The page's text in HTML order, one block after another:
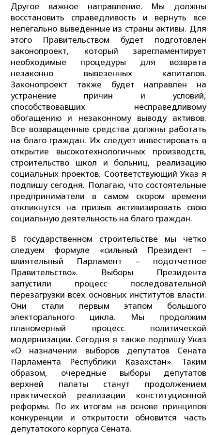
Другое важное направление. Мы должны
восстановить справедливость и вернуть все
нелегально выведенные из страны активы. Для
этого Правительством будет подготовлен
законопроект, который зарегламентирует
необходимые процедуры для возврата
незаконно вывезенных капиталов.
Законопроект также будет направлен на
устранение причин и условий,
способствовавших несправедливому
обогащению и незаконному выводу активов.
Все возвращенные средства должны работать
на благо граждан. Их следует инвестировать в
открытие высокотехнологичных производств,
строительство школ и больниц, реализацию
социальных проектов. Соответствующий Указ я
подпишу сегодня. Полагаю, что состоятельные
предприниматели в самом скором времени
откликнутся на призыв активизировать свою
социальную деятельность на благо граждан.
В государственном строительстве мы четко
следуем формуле «сильный Президент –
влиятельный Парламент – подотчетное
Правительство». Выборы Президента
запустили процесс последовательной
перезагрузки всех основных институтов власти.
Они стали первым этапом большого
электорального цикла. Мы продолжим
планомерный процесс политической
модернизации. Сегодня я также подпишу Указ
«О назначении выборов депутатов Сената
Парламента Республики Казахстан». Таким
образом, очередные выборы депутатов
верхней палаты станут продолжением
практической реализации конституционной
реформы. По их итогам на основе принципов
конкуренции и открытости обновится часть
депутатского корпуса Сената.